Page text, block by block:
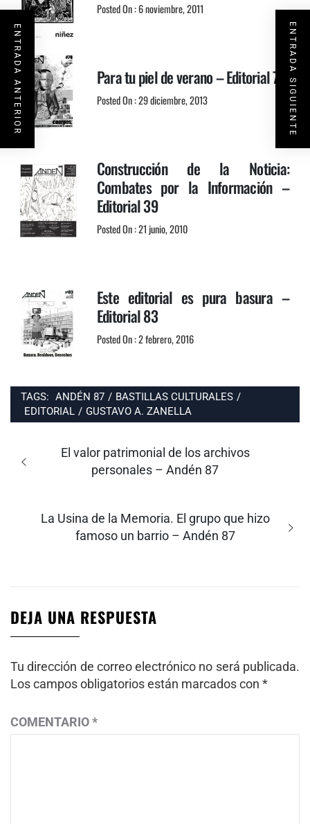
Posted On : 6 noviembre, 2011
Para tu piel de verano – Editorial 76
Posted On : 29 diciembre, 2013
Construcción de la Noticia:
Combates por la Información –
Editorial 39
Posted On : 21 junio, 2010
Este editorial es pura basura –
Editorial 83
Posted On : 2 febrero, 2016
TAGS: ANDÉN 87 / BASTILLAS CULTURALES /
EDITORIAL / GUSTAVO A. ZANELLA
entradas
Entrada
anterior:
El valor patrimonial de los archivos
personales – Andén 87
Entrada
siguiente:
La Usina de la Memoria. El grupo que hizo
famoso un barrio – Andén 87
ENTRADA ANTERIOR ENTRADA SIGUIENTE
DEJA UNA RESPUESTA
Tu dirección de correo electrónico no será publicada.
Los campos obligatorios están marcados con *
COMENTARIO*